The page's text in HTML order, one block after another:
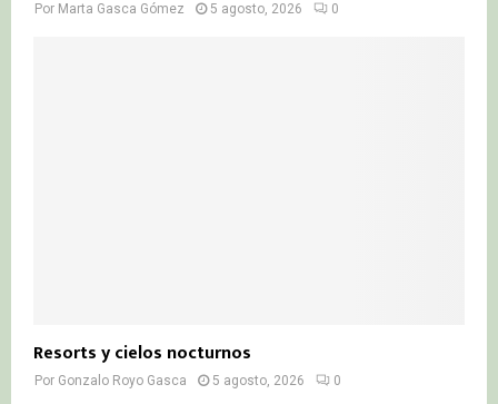
Por Marta Gasca Gómez 5 agosto, 2026 0
Resorts y cielos nocturnos
Por Gonzalo Royo Gasca 5 agosto, 2026 0